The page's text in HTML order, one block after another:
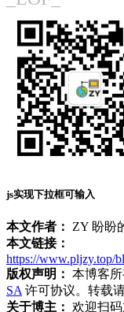
js实现下拉框可输入
本文作者：
ZY 盼盼
本文链接：
https://www.pljzy.top/
版权声明： 本博客
SA 许可协议。转载
关于博主： 欢迎扫